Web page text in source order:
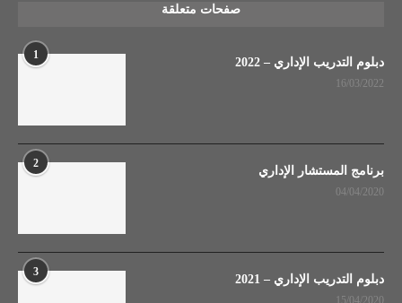
صفحات متعلقة
1
دبلوم التدريب الإداري – 2022
16/03/2022
2
برنامج المستشار الإداري
04/04/2020
3
دبلوم التدريب الإداري – 2021
15/04/2020